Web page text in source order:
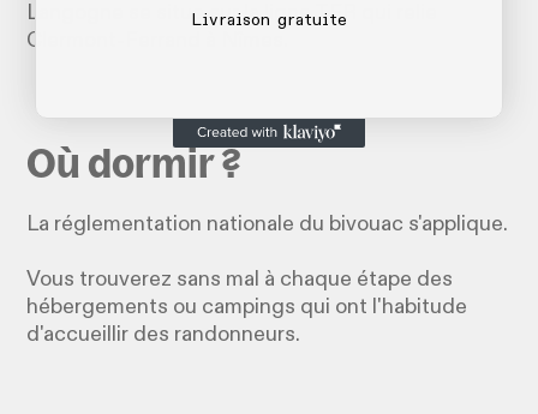
Langogne se situe sur la ligne TER qui relie
Clermont-Ferrand à Nîmes.
Où dormir ?
La réglementation nationale du bivouac s'applique.
Vous trouverez sans mal à chaque étape des
hébergements ou campings qui ont l'habitude
d'accueillir des randonneurs.
Livraison gratuite